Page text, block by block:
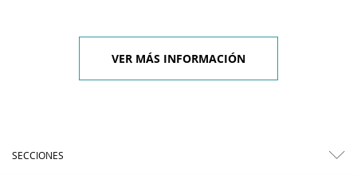
VER MÁS INFORMACIÓN
SECCIONES